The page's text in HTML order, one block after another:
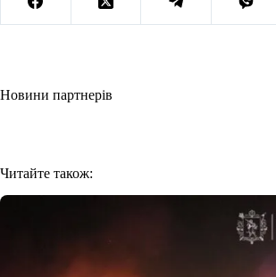
Новини партнерів
Читайте також: